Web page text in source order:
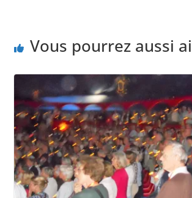
Vous pourrez aussi